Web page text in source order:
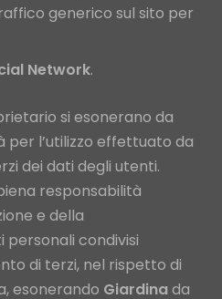
generico sul sito per
Network.
si esonerano da
per l’utilizzo effettuato da
dei dati degli utenti.
responsabilità
e della
personali condivisi
di terzi, nel rispetto di
esonerando Giardinada